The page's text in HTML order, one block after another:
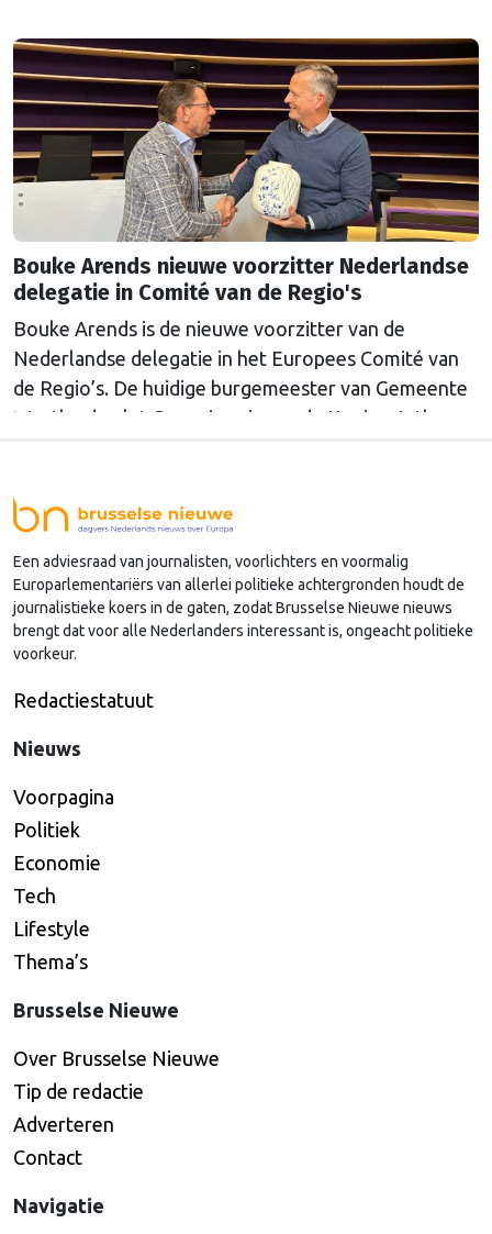
Bouke Arends nieuwe voorzitter Nederlandse
delegatie in Comité van de Regio's
Bouke Arends is de nieuwe voorzitter van de
Nederlandse delegatie in het Europees Comité van
de Regio’s. De huidige burgemeester van Gemeente
Westland volgt Commissaris van de Koning Arthur
Nederlandse regio’s behoorlijk succesvol in hun
lobby in Brussel, en dat komt vooral omdat …
Continued
Een adviesraad van journalisten, voorlichters en voormalig
Europarlementariërs van allerlei politieke achtergronden houdt de
journalistieke koers in de gaten, zodat Brusselse Nieuwe nieuws
brengt dat voor alle Nederlanders interessant is, ongeacht politieke
voorkeur.
Redactiestatuut
Nieuws
Voorpagina
Politiek
Economie
Tech
Lifestyle
Thema’s
Brusselse Nieuwe
Over Brusselse Nieuwe
Tip de redactie
Adverteren
Contact
Navigatie